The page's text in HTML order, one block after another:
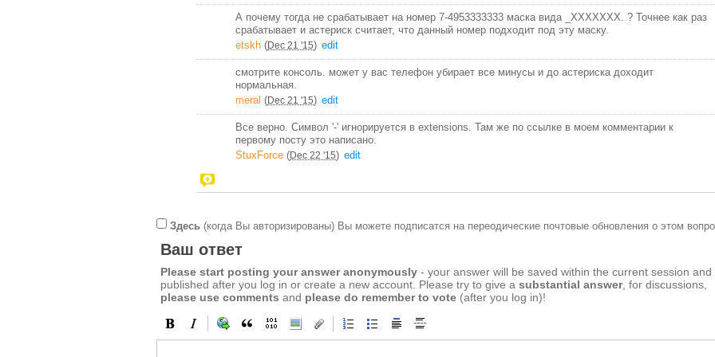
А почему тогда не срабатывает на номер 7-4953333333 маска вида _XXXXXXХ. ? Точнее как раз
срабатывает и астериск считает, что данный номер подходит под эту маску.
etskh (Dec 21 '15) edit
смотрите консоль. может у вас телефон убирает все минусы и до астериска доходит
нормальная.
meral (Dec 21 '15) edit
Все верно. Символ '-' игнорируется в extensions. Там же по ссылке в моем комментарии к
первому посту это написано.
StuxForce (Dec 22 '15) edit
Здесь (когда Вы авторизированы) Вы можете подписатся на переодические почтовые обновления о этом
Ваш ответ
Please start posting your answer anonymously - your answer will be saved within the current session and
published after you log in or create a new account. Please try to give a substantial answer, for discussions,
please use comments and please do remember to vote (after you log in)!